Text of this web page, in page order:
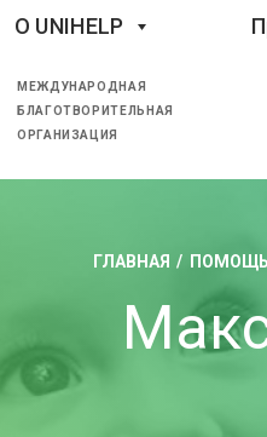
O UNIHELP
МЕЖДУНАРОДНАЯ
БЛАГОТВОРИТЕЛЬНАЯ
ОРГАНИЗАЦИЯ
ГЛАВНАЯ